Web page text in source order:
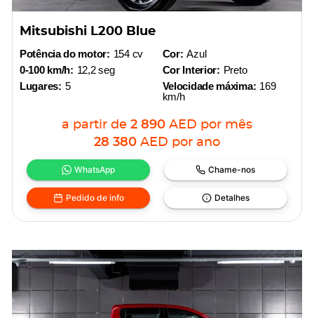
Mitsubishi L200 Blue
Potência do motor: 154 cv
0-100 km/h: 12,2 seg
Lugares: 5
Cor: Azul
Cor Interior: Preto
Velocidade máxima: 169
km/h
a partir de 2 890 AED por mês
28 380 AED por ano
WhatsApp Chame-nos
Pedido de info Detalhes